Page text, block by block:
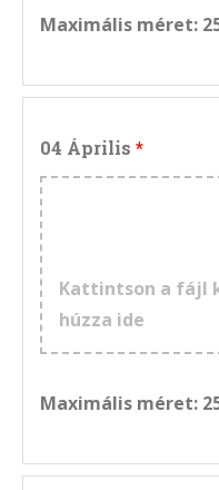
Maximális méret:
04 Április
Kattintson a fájl
húzza ide
Maximális méret: